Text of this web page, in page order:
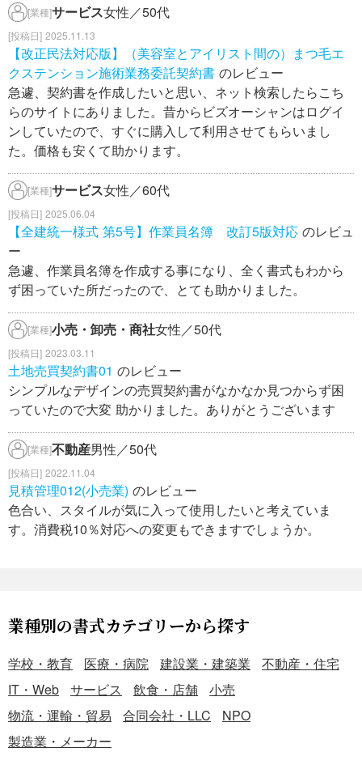
[業種]サービス女性／50代
2025.11.13
【改正民法対応版】（美容室とアイリスト間の）まつ毛エ
クステンション施術業務委託契約書 のレビュー
急遽、契約書を作成したいと思い、ネット検索したらこち
らのサイトにありました。昔からビズオーシャンはログイ
ンしていたので、すぐに購入して利用させてもらいまし
た。価格も安くて助かります。
[業種]サービス女性／60代
2025.06.04
【全建統一様式 第5号】作業員名簿 改訂5版対応 のレビュ
ー
急遽、作業員名簿を作成する事になり、全く書式もわから
ず困っていた所だったので、とても助かりました。
[業種]小売・卸売・商社女性／50代
2023.03.11
土地売買契約書01 のレビュー
シンプルなデザインの売買契約書がなかなか見つからず困
っていたので大変 助かりました。ありがとうございます
[業種]不動産男性／50代
2022.11.04
見積管理012(小売業) のレビュー
色合い、スタイルが気に入って使用したいと考えていま
す。消費税10％対応への変更もできますでしょうか。
業種別の書式カテゴリーから探す
学校・教育 医療・病院 建設業・建築業
不動産・住宅
IT・Web
サービス 飲食・店舗
小売
物流・運輸・貿易
合同会社・LLC
NPO
製造業・メーカー